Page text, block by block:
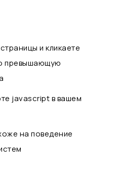
и кликаете
превышающую
javascript в вашем
на поведение